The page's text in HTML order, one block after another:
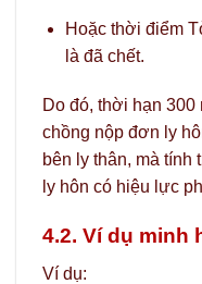
Hoặc thời điểm
là đã chết.
Do đó, thời hạn
chồng nộp đơn ly
bên ly thân, mà tính
ly hôn có hiệu lực
4.2. Ví dụ minh
Ví dụ: